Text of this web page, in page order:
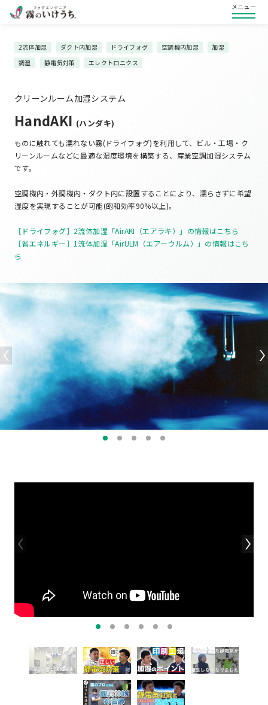
メニュー
2流体加湿 ダクト内加湿 ドライフォグ 空調機内加湿
加湿
調湿
静電気対策 エレクトロニクス
クリーンルーム加湿システム
HandAKI (ハンダキ)
ものに触れても濡れない霧(ドライフォグ)を利用して、ビル・工場・ク
リーンルームなどに最適な湿度環境を構築する、産業空調加湿システム
です。
空調機内・外調機内・ダクト内に設置することにより、濡らさずに希望
湿度を実現することが可能(飽和効率90%以上)。
［ドライフォグ］2流体加湿「AirAKI（エアラキ）」の情報はこちら
［省エネルギー］1流体加湿「AirULM（エアーウルム）」の情報はこち
ら